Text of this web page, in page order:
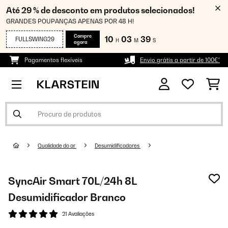
Até 29 % de desconto em produtos selecionados!
GRANDES POUPANÇAS APENAS POR 48 H!
FULLSWING29
Compre
agora
10 H 03 M 39 S
Pagamentos flexíveis Envio grátis a partir de 100€*
Qualidade do ar Desumidificadores
SyncAir Smart 70L/24h 8L
Desumidificador Branco
21 Avaliações